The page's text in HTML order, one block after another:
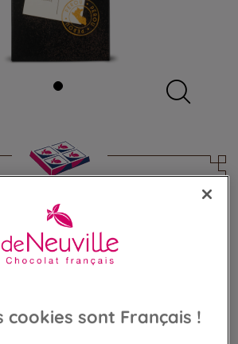
cacao BIO 100% Pérou
BIO d'origine Pérou
5,60 €
AJOUTER AU PANIER
cookies sont Français !